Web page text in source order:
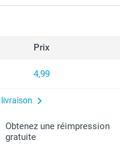
Prix
4,99
Obtenez une réimpression
gratuite